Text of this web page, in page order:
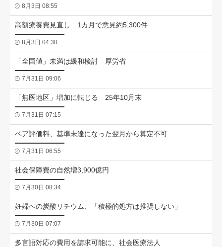
8月3日 08:55
高額療養費見直し 1カ月で意見約5,300件
8月3日 04:30
「全国値」未満は緩和検討 厚労省
7月31日 09:06
「無医地区」増加に転じる 25年10月末
7月31日 07:15
ベア評価料、基準未達になった翌月から算定不可
7月31日 06:55
社会保障費の自然増3,900億円
7月30日 08:34
妊婦への炭酸リチウム、「積極的処方は推奨しない」
7月30日 07:07
多言語対応の費用を請求可能に、社会医療法人